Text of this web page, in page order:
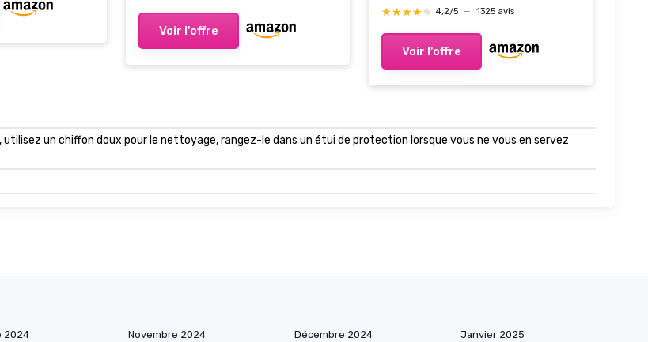
Voir l'offre
★★★★★
★★★★★ 4,2/5 — 1325 avis
Voir l'offre
un chiffon doux pour le nettoyage, rangez-le dans un étui de protection lorsque vous ne vous en servez
2024 Novembre 2024 Décembre 2024
Janvier 2025